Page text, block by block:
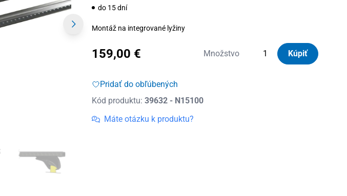
do 15 dní
Montáž na integrované lyžiny
159,00 € Množstvo
množstvo
Strešný
Kúpiť
Pridať do obľúbených
Kód produktu: 39632 - N15100
Máte otázku k produktu?